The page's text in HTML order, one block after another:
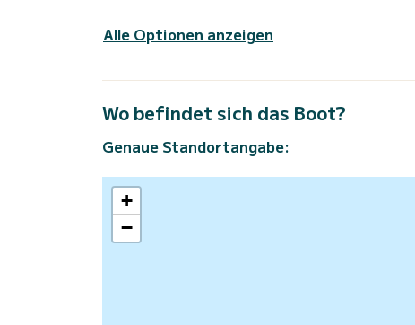
Alle Optionen anzeigen
Wo befindet sich das Boot?
Genaue Standortangabe:
+
−